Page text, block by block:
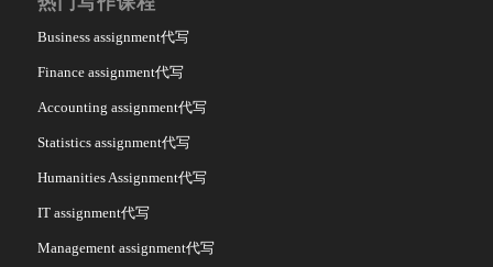
Business assignment代写
Finance assignment代写
Accounting assignment代写
Statistics assignment代写
Humanities Assignment代写
IT assignment代写
Management assignment代写